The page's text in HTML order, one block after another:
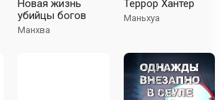
Новая жизнь
убийцы богов
Манхва
Террор Хантер
Маньхуа